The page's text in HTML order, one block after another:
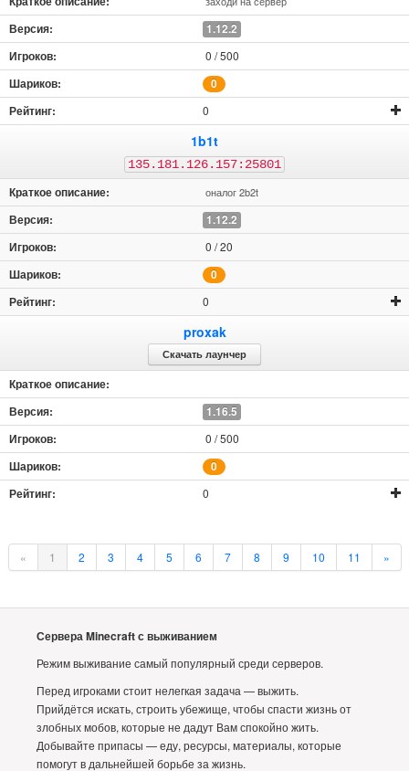
1.12.2
0 / 500
0
0
1b1t
135.181.126.157:25801
оналог 2b2t
1.12.2
0 / 20
0
0
proxak
Скачать лаунчер
1.16.5
0 / 500
0
0
« 1 2 3 4 5 6 7 8 9 10 11 »
Сервера Minecraft с выживанием
Режим выживание самый популярный среди серверов.
Перед игроками стоит нелегкая задача — выжить.
Прийдётся искать, строить убежище, чтобы спасти жизнь от
злобных мобов, которые не дадут Вам спокойно жить.
Добывайте припасы — еду, ресурсы, материалы, которые
помогут в дальнейшей борьбе за жизнь.